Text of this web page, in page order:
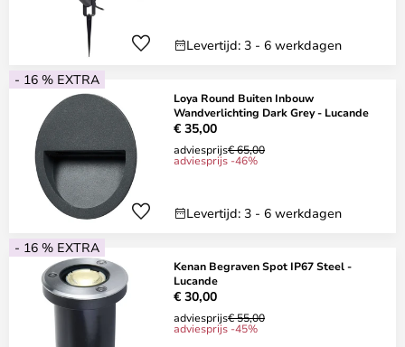
Levertijd: 3 - 6 werkdagen
- 16 % EXTRA
Loya Round Buiten Inbouw
Wandverlichting Dark Grey - Lucande
€ 35,00
adviesprijs€ 65,00
adviesprijs -46%
Levertijd: 3 - 6 werkdagen
- 16 % EXTRA
Kenan Begraven Spot IP67 Steel -
Lucande
€ 30,00
adviesprijs€ 55,00
adviesprijs -45%